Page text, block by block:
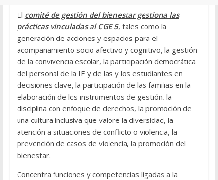
El comité de gestión del bienestar gestiona las
prácticas vinculadas al CGE 5, tales como la
generación de acciones y espacios para el
acompañamiento socio afectivo y cognitivo, la gestión
de la convivencia escolar, la participación democrática
del personal de la IE y de las y los estudiantes en
decisiones clave, la participación de las familias en la
elaboración de los instrumentos de gestión, la
disciplina con enfoque de derechos, la promoción de
una cultura inclusiva que valore la diversidad, la
atención a situaciones de conflicto o violencia, la
prevención de casos de violencia, la promoción del
bienestar.
Concentra funciones y competencias ligadas a la